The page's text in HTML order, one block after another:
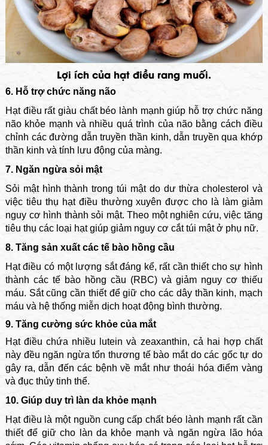
Lợi ích của hạt điều rang muối.
6. Hỗ trợ chức năng não
Hạt điều rất giàu chất béo lành mạnh giúp hỗ trợ chức năng
não khỏe mạnh và nhiều quá trình của não bằng cách điều
chỉnh các đường dẫn truyền thần kinh, dẫn truyền qua khớp
thần kinh và tính lưu động của màng.
7. Ngăn ngừa sỏi mật
Sỏi mật hình thành trong túi mật do dư thừa cholesterol và
việc tiêu thụ hạt điều thường xuyên được cho là làm giảm
nguy cơ hình thành sỏi mật. Theo một nghiên cứu, việc tăng
tiêu thụ các loại hạt giúp giảm nguy cơ cắt túi mật ở phụ nữ.
8. Tăng sản xuất các tế bào hồng cầu
Hạt điều có một lượng sắt đáng kể, rất cần thiết cho sự hình
thành các tế bào hồng cầu (RBC) và giảm nguy cơ thiếu
máu. Sắt cũng cần thiết để giữ cho các dây thần kinh, mạch
máu và hệ thống miễn dịch hoạt động bình thường.
9. Tăng cường sức khỏe của mắt
Hạt điều chứa nhiều lutein và zeaxanthin, cả hai hợp chất
này đều ngăn ngừa tổn thương tế bào mắt do các gốc tự do
gây ra, dẫn đến các bệnh về mắt như thoái hóa điểm vàng
và đục thủy tinh thể.
10. Giúp duy trì làn da khỏe mạnh
Hạt điều là một nguồn cung cấp chất béo lành mạnh rất cần
thiết để giữ cho làn da khỏe mạnh và ngăn ngừa lão hóa